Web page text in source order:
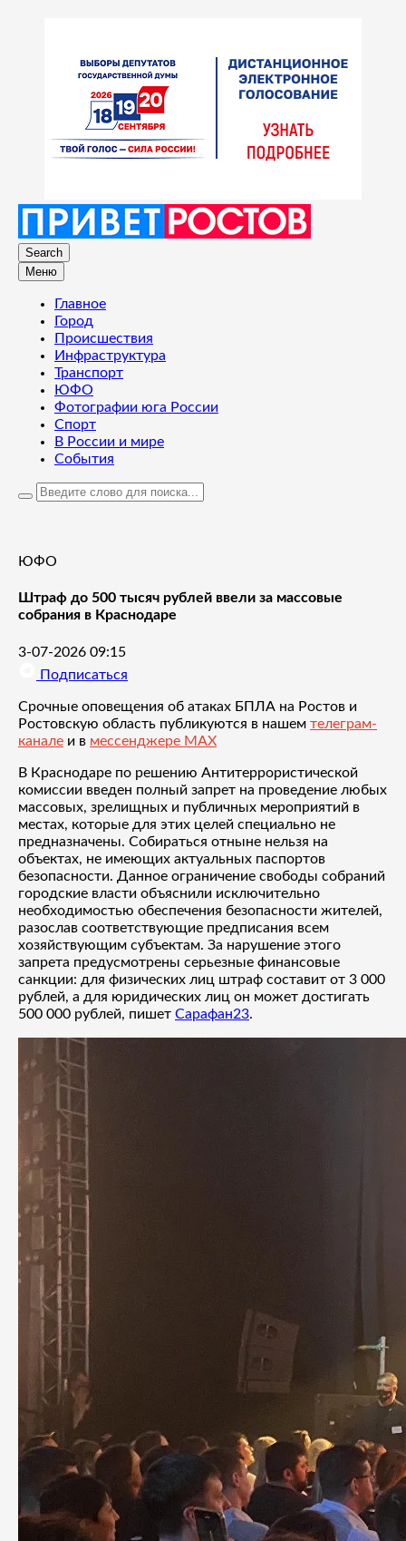
Search
Меню
Главное
Город
Происшествия
Инфраструктура
Транспорт
ЮФО
Фотографии юга России
Спорт
В России и мире
События
ЮФО
Штраф до 500 тысяч рублей ввели за массовые
собрания в Краснодаре
3-07-2026 09:15
Подписаться
Срочные оповещения об атаках БПЛА на Ростов и
Ростовскую область публикуются в нашем телеграм-
канале и в мессенджере MAX
В Краснодаре по решению Антитеррористической
комиссии введен полный запрет на проведение любых
массовых, зрелищных и публичных мероприятий в
местах, которые для этих целей специально не
предназначены. Собираться отныне нельзя на
объектах, не имеющих актуальных паспортов
безопасности. Данное ограничение свободы собраний
городские власти объяснили исключительно
необходимостью обеспечения безопасности жителей,
разослав соответствующие предписания всем
хозяйствующим субъектам. За нарушение этого
запрета предусмотрены серьезные финансовые
санкции: для физических лиц штраф составит от 3 000
рублей, а для юридических лиц он может достигать
500 000 рублей, пишет Сарафан23.